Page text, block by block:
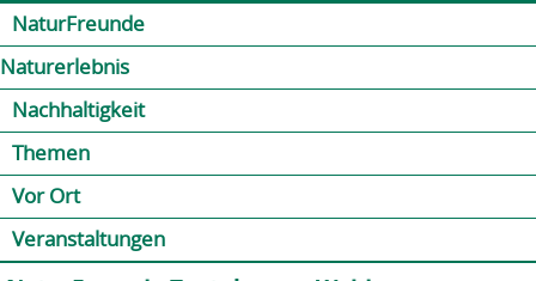
NaturFreunde
Naturerlebnis
Nachhaltigkeit
Themen
Vor Ort
Veranstaltungen